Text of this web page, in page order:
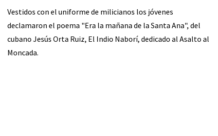
Vestidos con el uniforme de milicianos los jóvenes
declamaron el poema "Era la mañana de la Santa Ana", del
cubano Jesús Orta Ruiz, El Indio Naborí, dedicado al Asalto al
Moncada.